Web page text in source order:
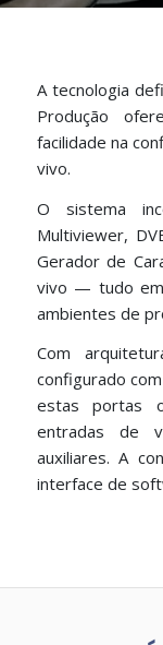
A tecnologia
Produção
facilidade na
vivo.
O sistema
Multiviewer,
Gerador de
vivo — tudo em
ambientes de
Com
configurado
estas portas
entradas de
auxiliares. A
interface de